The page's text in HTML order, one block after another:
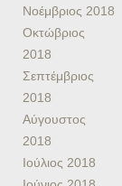
Νοέμβριος 2018
Οκτώβριος
2018
Σεπτέμβριος
2018
Αύγουστος
2018
Ιούλιος 2018